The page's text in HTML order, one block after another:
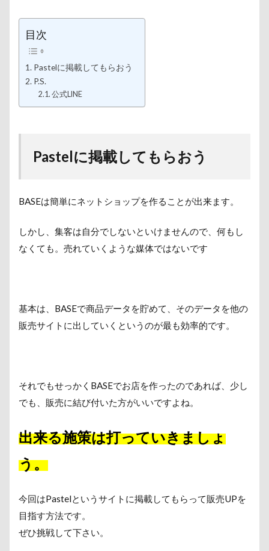
目次
Pastelに掲載してもらおう
P.S.
公式LINE
Pastelに掲載してもらおう
BASEは簡単にネットショップを作ることが出来ます。
しかし、集客は自分でしないといけませんので、何もし
なくても。売れていくような媒体ではないです
基本は、BASEで商品データを貯めて、そのデータを他の
販売サイトに出していくというのが最も効率的です。
それでもせっかくBASEでお店を作ったのであれば、少し
でも、販売に結び付いた方がいいですよね。
出来る施策は打っていきましょ
う。
今回はPastelというサイトに掲載してもらって販売UPを
目指す方法です。
ぜひ挑戦して下さい。